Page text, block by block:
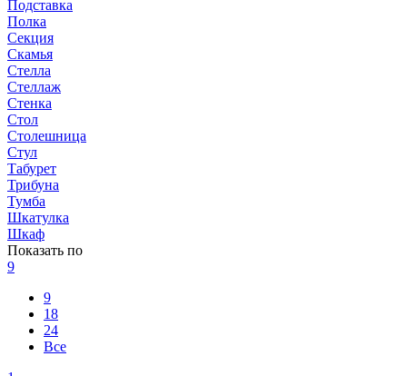
Подставка
Полка
Секция
Скамья
Стелла
Стеллаж
Стенка
Стол
Столешница
Стул
Табурет
Трибуна
Тумба
Шкатулка
Шкаф
Показать по
9
9
18
24
Все